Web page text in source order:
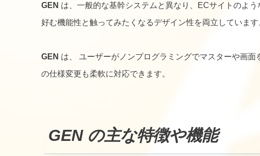
GEN は、一般的な基幹システムと異なり、ECサイトのよ
好む機能性と触ってみたくなるデザイン性を両立しています
GEN は、 ユーザーがノンプログラミングでマスターや画
の仕様変更も柔軟に対応できます。
GEN の主な特徴や機能